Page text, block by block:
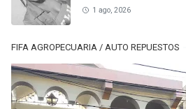
1 ago, 2026
FIFA AGROPECUARIA / AUTO REPUESTOS